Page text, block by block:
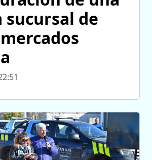
sucursal de